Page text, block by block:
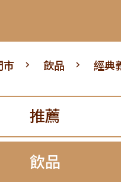
市 飲品 經典
推薦
飲品